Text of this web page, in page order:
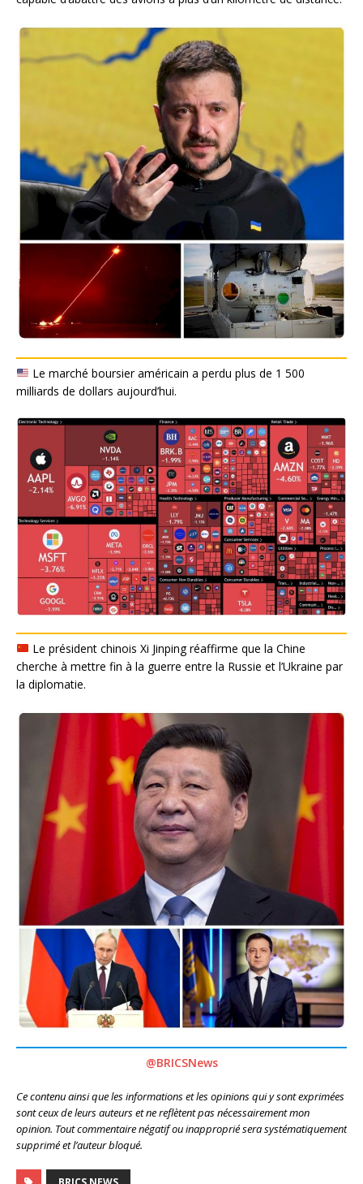
Le marché boursier américain a perdu plus de 1 500
milliards de dollars aujourd’hui.
Le président chinois Xi Jinping réaffirme que la Chine
cherche à mettre fin à la guerre entre la Russie et l’Ukraine par
la diplomatie.
@BRICSNews
Ce contenu ainsi que les informations et les opinions qui y sont exprimées
sont ceux de leurs auteurs et ne reflètent pas nécessairement mon
opinion. Tout commentaire négatif ou inapproprié sera systématiquement
supprimé et l’auteur bloqué.